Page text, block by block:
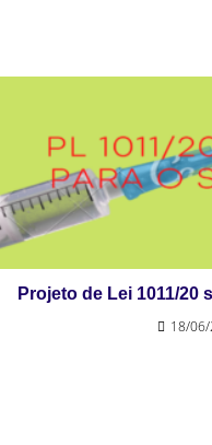
Projeto de Lei 1011/20
18/06/